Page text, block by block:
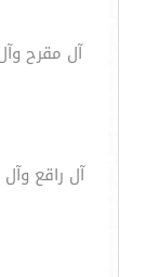
آل مقرح
آل راقع